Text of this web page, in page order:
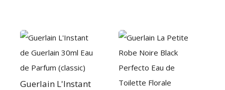
Guerlain L'Instant
Dit
product
heeft
meerdere